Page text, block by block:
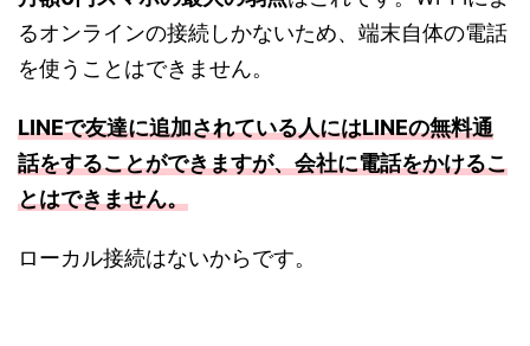
るオンラインの接続しかないため、端末自体の電話
を使うことはできません。
LINEで友達に追加されている人にはLINEの無料通
話をすることができますが、会社に電話をかけるこ
とはできません。
ローカル接続はないからです。